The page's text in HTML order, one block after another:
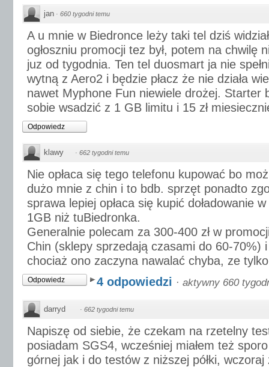
jan · 660 tygodni temu
A u mnie w Biedronce leży taki tel dziś
ogłoszniu promocji tez był, potem na chwilę
juz od tygodnia. Ten tel duosmart ja nie
wytną z Aero2 i będzie płacz że nie działa
nawet Myphone Fun niewiele drożej. Starter
sobie wsadzić z 1 GB limitu i 15 zł
Odpowiedz
klawy · 662 tygodni temu
Nie opłaca się tego telefonu kupować bo
dużo mnie z chin i to bdb. sprzęt ponadto
sprawa lepiej opłaca się kupić doładowanie
1GB niż tuBiedronka.
Generalnie polecam za 300-400 zł w
Chin (sklepy sprzedają czasami do 60-70%)
chociaż ono zaczyna nawalać chyba, ze
Odpowiedz 4 odpowiedzi · aktywny 660
darryd · 662 tygodni temu
Napiszę od siebie, że czekam na rzetelny
posiadam SGS4, wcześniej miałem też
górnej jak i do testów z niższej półki, wczoraj